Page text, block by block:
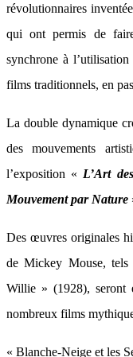
révolutionnaires
qui ont permis de
synchrone à
films traditionnels, en
La double dynamique
des mouvements
l’exposition « L’Art
Mouvement par Nature
Des œuvres originales
de Mickey Mouse,
Willie » (1928), seront
nombreux films
« Blanche-Neige et les